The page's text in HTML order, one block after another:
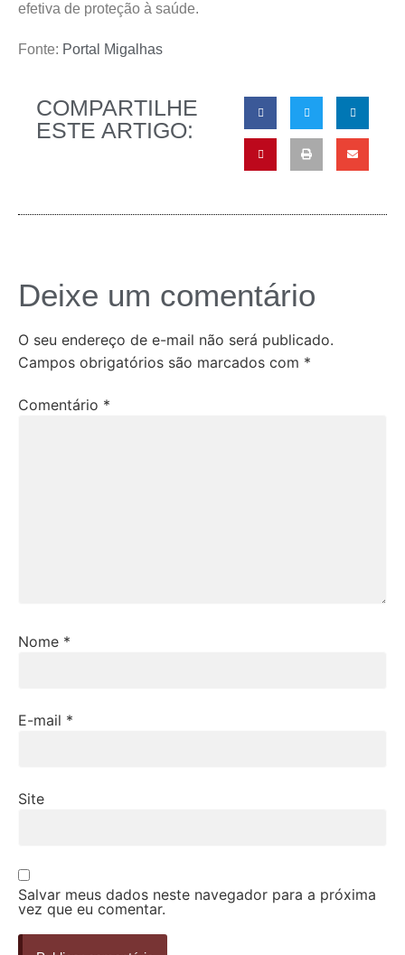
efetiva de proteção à saúde.
Fonte: Portal Migalhas
COMPARTILHE
ESTE ARTIGO:
Deixe um comentário
O seu endereço de e-mail não será publicado.
Campos obrigatórios são marcados com *
Comentário *
Nome *
E-mail *
Site
Salvar meus dados neste navegador para a próxima
vez que eu comentar.